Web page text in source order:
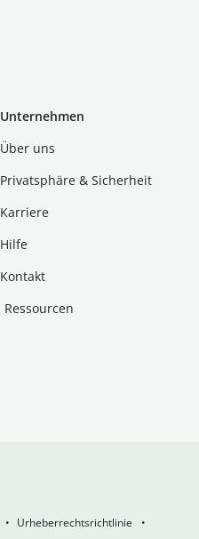
Unternehmen
Über uns
Privatsphäre & Sicherheit
Karriere
Hilfe
Kontakt
Ressourcen
Urheberrechtsrichtlinie